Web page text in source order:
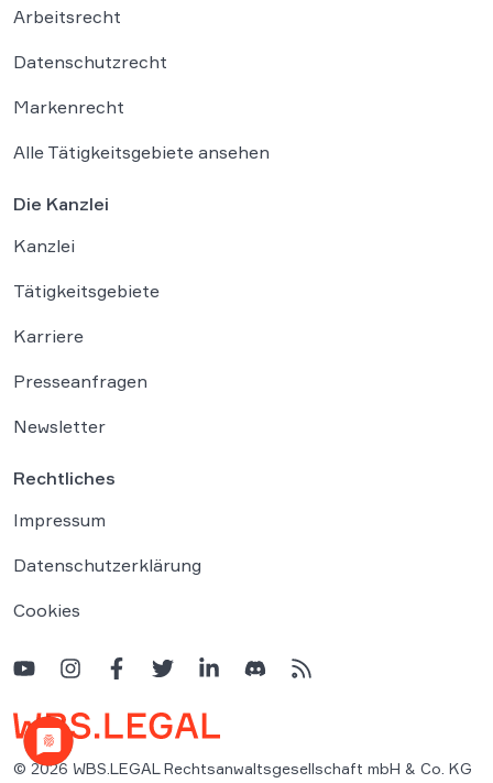
Arbeitsrecht
Datenschutzrecht
Markenrecht
Alle Tätigkeitsgebiete ansehen
Die Kanzlei
Kanzlei
Tätigkeitsgebiete
Karriere
Presseanfragen
Newsletter
Rechtliches
Impressum
Datenschutzerklärung
Cookies
© 2026 WBS.LEGAL Rechtsanwaltsgesellschaft mbH & Co. KG